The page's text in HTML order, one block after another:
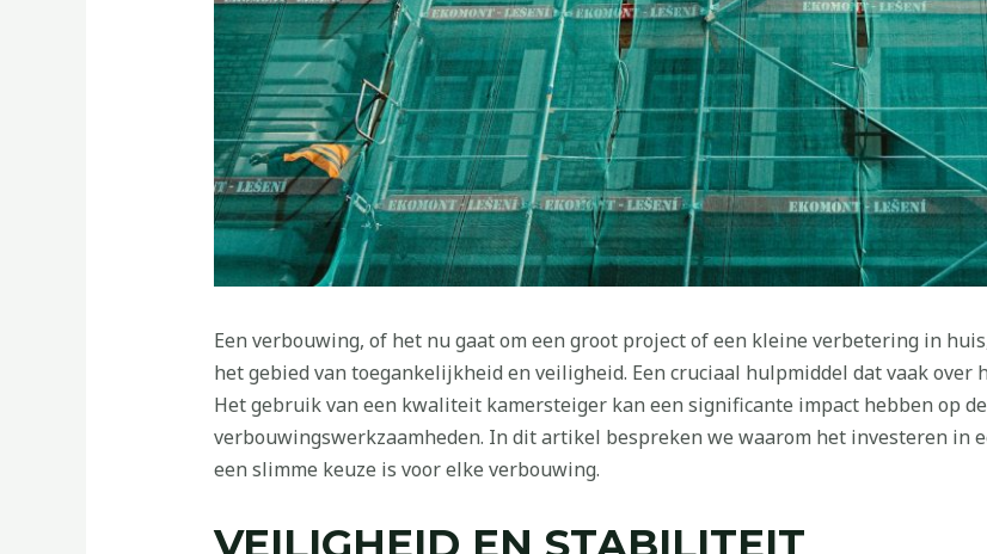
Een verbouwing, of het nu gaat om een groot project of een kleine verbetering in
het gebied van toegankelijkheid en veiligheid. Een cruciaal hulpmiddel dat vaak over
Het gebruik van een kwaliteit kamersteiger kan een significante impact hebben op
verbouwingswerkzaamheden. In dit artikel bespreken we waarom het investeren in
een slimme keuze is voor elke verbouwing.